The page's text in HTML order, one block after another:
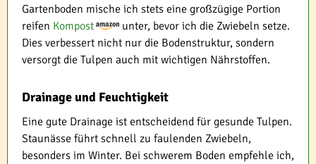
Gartenboden mische ich stets eine großzügige Portion
reifen Kompost
unter, bevor ich die Zwiebeln setze.
Dies verbessert nicht nur die Bodenstruktur, sondern
versorgt die Tulpen auch mit wichtigen Nährstoffen.
Drainage und Feuchtigkeit
Eine gute Drainage ist entscheidend für gesunde Tulpen.
Staunässe führt schnell zu faulenden Zwiebeln,
besonders im Winter. Bei schwerem Boden empfehle ich,